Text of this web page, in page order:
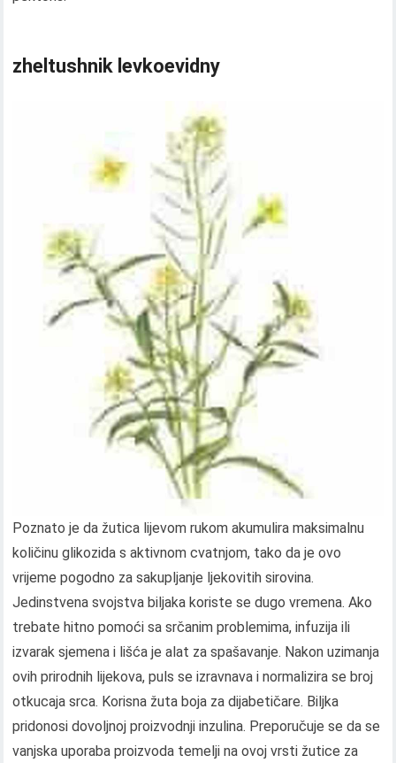
zheltushnik levkoevidny
Poznato je da žutica lijevom rukom akumulira maksimalnu
količinu glikozida s aktivnom cvatnjom, tako da je ovo
vrijeme pogodno za sakupljanje ljekovitih sirovina.
Jedinstvena svojstva biljaka koriste se dugo vremena. Ako
trebate hitno pomoći sa srčanim problemima, infuzija ili
izvarak sjemena i lišća je alat za spašavanje. Nakon uzimanja
ovih prirodnih lijekova, puls se izravnava i normalizira se broj
otkucaja srca. Korisna žuta boja za dijabetičare. Biljka
pridonosi dovoljnoj proizvodnji inzulina. Preporučuje se da se
vanjska uporaba proizvoda temelji na ovoj vrsti žutice za